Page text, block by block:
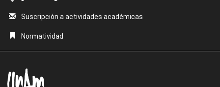
Suscripción a actividades académicas
Normatividad